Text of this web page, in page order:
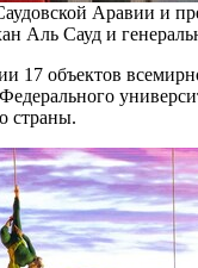
Аравии и
Аль Сауд и
17 объектов
страны.